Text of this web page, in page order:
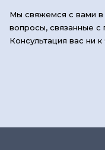
Мы свяжемся с вами в
вопросы, связанные с
Консультация вас ни